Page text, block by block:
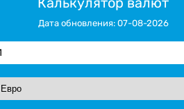
Дата обновления: 07-08-2026